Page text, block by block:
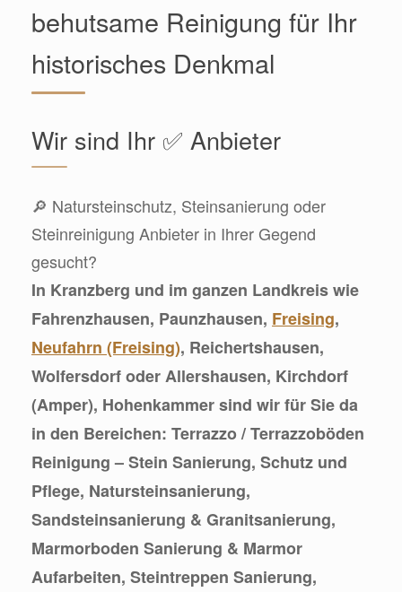
behutsame Reinigung für Ihr
historisches Denkmal
Wir sind Ihr ✅ Anbieter
🔎 Natursteinschutz, Steinsanierung oder
Steinreinigung Anbieter in Ihrer Gegend
gesucht?
In Kranzberg und im ganzen Landkreis wie
Fahrenzhausen, Paunzhausen, Freising,
Neufahrn (Freising), Reichertshausen,
Wolfersdorf oder Allershausen, Kirchdorf
(Amper), Hohenkammer sind wir für Sie da
in den Bereichen: Terrazzo / Terrazzoböden
Reinigung – Stein Sanierung, Schutz und
Pflege, Natursteinsanierung,
Sandsteinsanierung & Granitsanierung,
Marmorboden Sanierung & Marmor
Aufarbeiten, Steintreppen Sanierung,